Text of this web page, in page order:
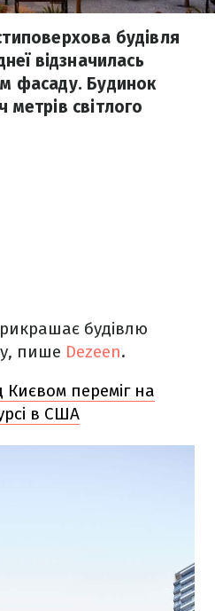
будівля
відзначилась
фасаду. Будинок
світлого
будівлю
пише Dezeen.
Києвом переміг на
в США